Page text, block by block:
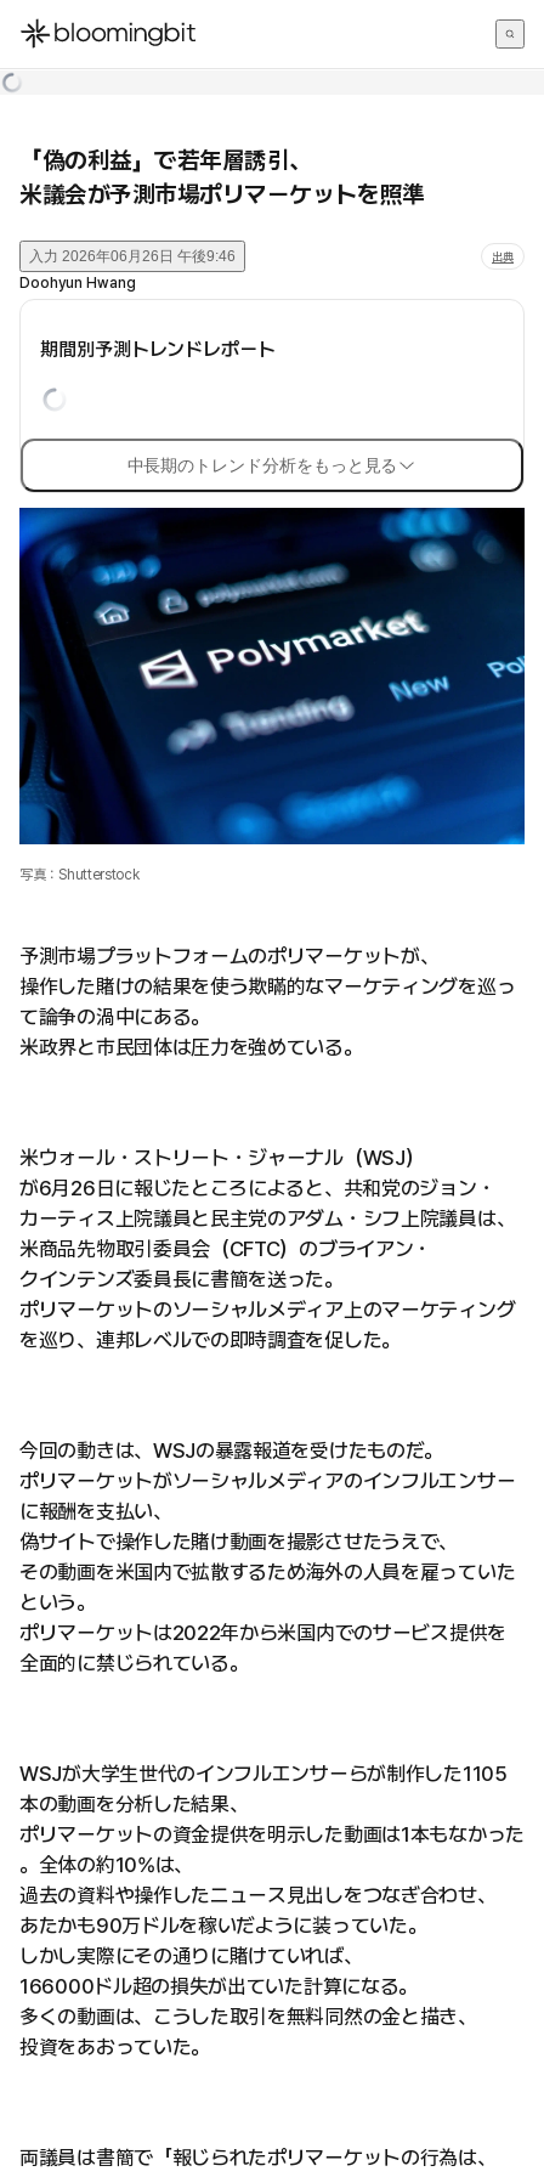
한국어
「偽の利益」で若年層誘引、
米議会が予測市場ポリマーケットを照準
入力 2026年06月26日 午後9:46 出典
Doohyun Hwang
期間別予測トレンドレポート
中長期のトレンド分析をもっと見る
写真：Shutterstock
予測市場プラットフォームのポリマーケットが、
操作した賭けの結果を使う欺瞞的なマーケティングを巡っ
て論争の渦中にある。
米政界と市民団体は圧力を強めている。
米ウォール・ストリート・ジャーナル（WSJ）
が6月26日に報じたところによると、共和党のジョン・
カーティス上院議員と民主党のアダム・シフ上院議員は、
米商品先物取引委員会（CFTC）のブライアン・
クインテンズ委員長に書簡を送った。
ポリマーケットのソーシャルメディア上のマーケティング
を巡り、連邦レベルでの即時調査を促した。
今回の動きは、WSJの暴露報道を受けたものだ。
ポリマーケットがソーシャルメディアのインフルエンサー
に報酬を支払い、
偽サイトで操作した賭け動画を撮影させたうえで、
その動画を米国内で拡散するため海外の人員を雇っていた
という。
ポリマーケットは2022年から米国内でのサービス提供を
全面的に禁じられている。
WSJが大学生世代のインフルエンサーらが制作した1105
本の動画を分析した結果、
ポリマーケットの資金提供を明示した動画は1本もなかった
。全体の約10%は、
過去の資料や操作したニュース見出しをつなぎ合わせ、
あたかも90万ドルを稼いだように装っていた。
しかし実際にその通りに賭けていれば、
166000ドル超の損失が出ていた計算になる。
多くの動画は、こうした取引を無料同然の金と描き、
投資をあおっていた。
両議員は書簡で「報じられたポリマーケットの行為は、